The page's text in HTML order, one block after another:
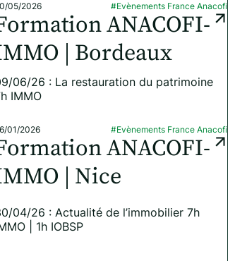
05/2026 #Evènements France Anacofi
ANACOFI-
| Bordeaux
06/26 : La restauration du patrimoine
IMMO
01/2026 #Evènements France Anacofi
ANACOFI-
| Nice
04/26 : Actualité de l’immobilier 7h
| 1h IOBSP